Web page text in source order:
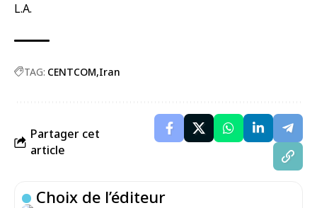
L.A.
TAG: CENTCOM Iran
Partager cet
article
Choix de l’éditeur